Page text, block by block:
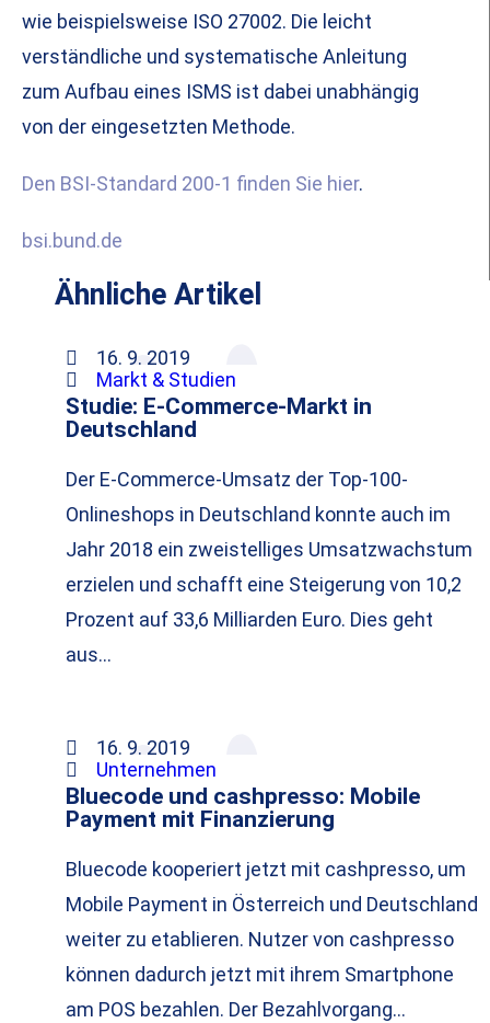
wie beispielsweise ISO 27002. Die leicht
verständliche und systematische Anleitung
zum Aufbau eines ISMS ist dabei unabhängig
von der eingesetzten Methode.
Den BSI-Standard 200-1 finden Sie hier.
bsi.bund.de
Ähnliche Artikel
16. 9. 2019
Markt & Studien
Studie: E-Commerce-Markt in
Deutschland
Der E-Commerce-Umsatz der Top-100-
Onlineshops in Deutschland konnte auch im
Jahr 2018 ein zweistelliges Umsatzwachstum
erzielen und schafft eine Steigerung von 10,2
Prozent auf 33,6 Milliarden Euro. Dies geht
aus…
16. 9. 2019
Unternehmen
Bluecode und cashpresso: Mobile
Payment mit Finanzierung
Bluecode kooperiert jetzt mit cashpresso, um
Mobile Payment in Österreich und Deutschland
weiter zu etablieren. Nutzer von cashpresso
können dadurch jetzt mit ihrem Smartphone
am POS bezahlen. Der Bezahlvorgang…